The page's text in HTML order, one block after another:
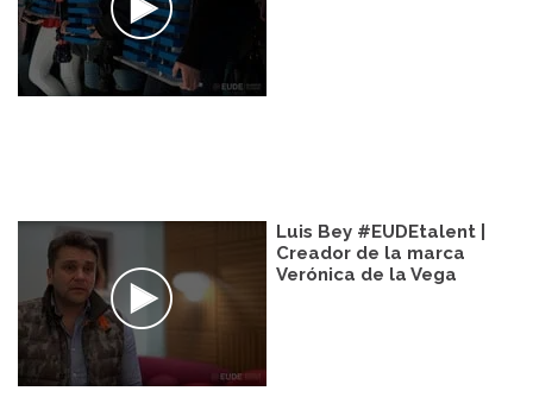
Luis Bey #EUDEtalent |
Creador de la marca
Verónica de la Vega